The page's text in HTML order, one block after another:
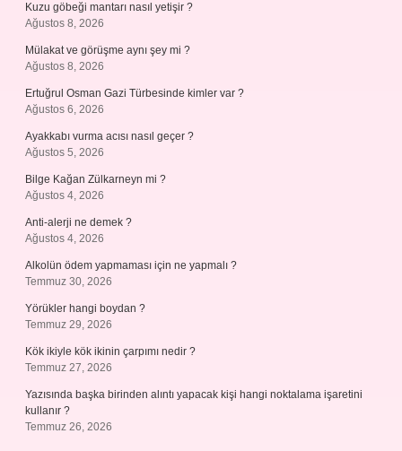
Kuzu göbeği mantarı nasıl yetişir ?
Ağustos 8, 2026
Mülakat ve görüşme aynı şey mi ?
Ağustos 8, 2026
Ertuğrul Osman Gazi Türbesinde kimler var ?
Ağustos 6, 2026
Ayakkabı vurma acısı nasıl geçer ?
Ağustos 5, 2026
Bilge Kağan Zülkarneyn mi ?
Ağustos 4, 2026
Anti-alerji ne demek ?
Ağustos 4, 2026
Alkolün ödem yapmaması için ne yapmalı ?
Temmuz 30, 2026
Yörükler hangi boydan ?
Temmuz 29, 2026
Kök ikiyle kök ikinin çarpımı nedir ?
Temmuz 27, 2026
Yazısında başka birinden alıntı yapacak kişi hangi noktalama işaretini
kullanır ?
Temmuz 26, 2026